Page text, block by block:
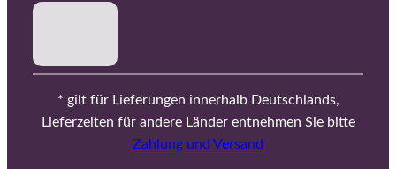
* gilt für Lieferungen innerhalb Deutschlands,
Lieferzeiten für andere Länder entnehmen Sie bitte
Zahlung und Versand